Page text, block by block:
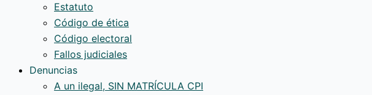
Estatuto
Código de ética
Código electoral
Fallos judiciales
Denuncias
A un ilegal, SIN MATRÍCULA CPI